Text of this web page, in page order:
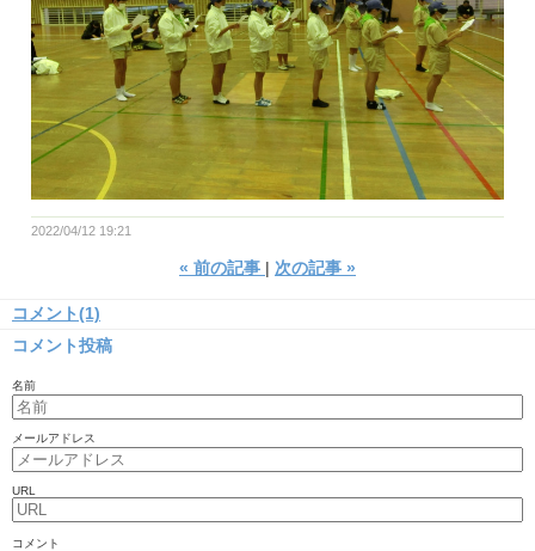
2022/04/12 19:21
« 前の記事 次の記事 »
コメント(1)
コメント投稿
名前
メールアドレス
URL
コメント